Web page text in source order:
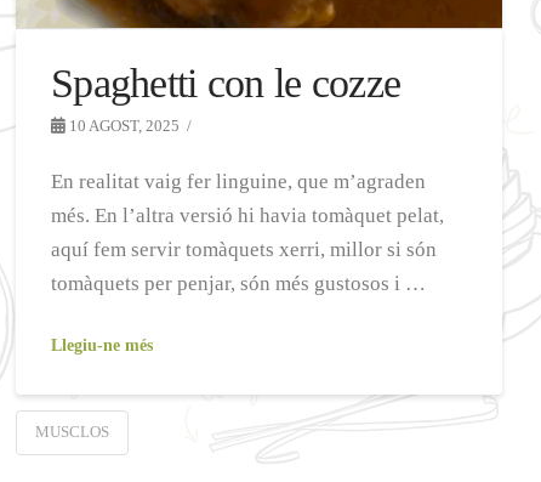
Spaghetti con le cozze
10 AGOST, 2025
En realitat vaig fer linguine, que m’agraden
més. En l’altra versió hi havia tomàquet pelat,
aquí fem servir tomàquets xerri, millor si són
tomàquets per penjar, són més gustosos i …
Llegiu-ne més
MUSCLOS